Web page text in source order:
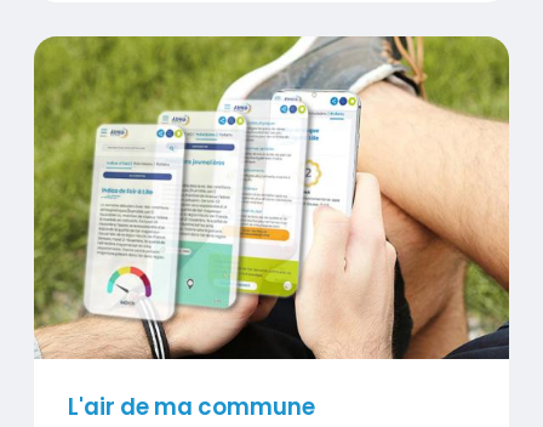
Titre
L'air de ma commune
Visuel
L'air de ma commune